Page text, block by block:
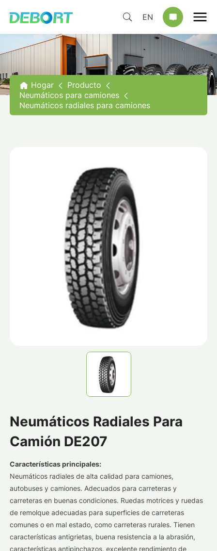
EN
Hogar
Producto
Neumáticos para camiones
Neumáticos radiales para camiones
Neumáticos Radiales Para
Camión DE207
Características principales:
Neumáticos radiales de alta calidad para camiones,
autobuses y camiones. Adecuados para carreteras y
carreteras en buenas condiciones. Ruedas motrices y ruedas
de remolque adecuadas para superficies de carreteras
comunes o en mal estado, como carreteras rurales. Tienen
características antigrietas, buena resistencia a la abrasión,
características antipinchazos, excelente rendimiento de